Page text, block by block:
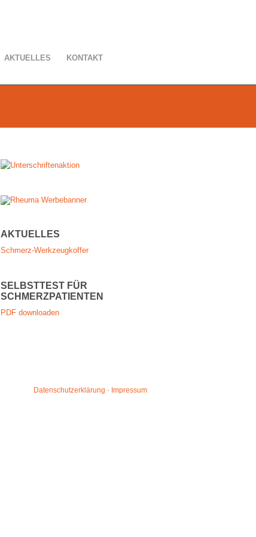
AKTUELLES KONTAKT
AKTUELLES
Schmerz-Werkzeugkoffer
SELBSTTEST FÜR
SCHMERZPATIENTEN
PDF downloaden
Datenschutzerklärung · Impressum